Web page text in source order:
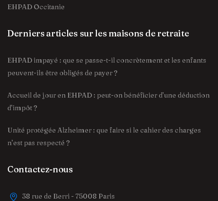
EHPAD Occitanie
Derniers articles sur les maisons de retraite
EHPAD impayé : que se passe-t-il concrètement et les enfants
peuvent-ils être obligés de payer ?
Accueil de jour en EHPAD : peut-on bénéficier d’une déduction
d’impôt ?
Unité protégée Alzheimer : que faire si le cahier des charges
n’est pas respecté ?
Contactez-nous
38 rue de Berri - 75008 Paris